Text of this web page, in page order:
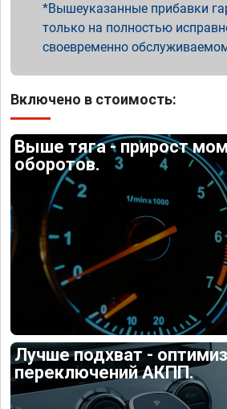
Вышеуказанные прибавки
только на полностью
своевременно
Включено в стоимость:
Выше тяга - прирост
оборотов.
Лучше подхват -
переключений АКПП.